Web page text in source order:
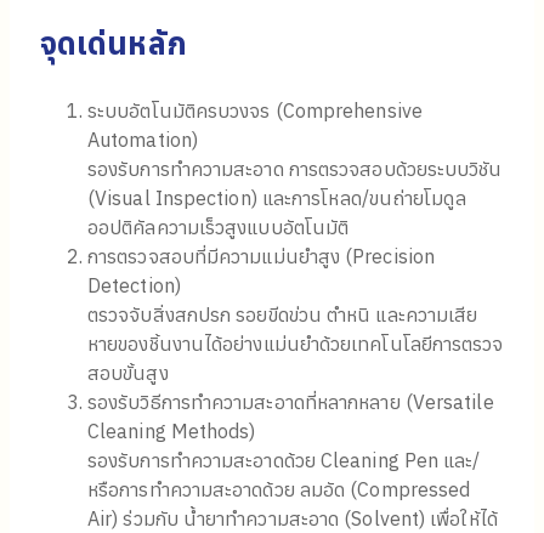
จุดเด่นหลัก
ระบบอัตโนมัติครบวงจร (Comprehensive
Automation)
รองรับการทำความสะอาด การตรวจสอบด้วยระบบวิชัน
(Visual Inspection) และการโหลด/ขนถ่ายโมดูล
ออปติคัลความเร็วสูงแบบอัตโนมัติ
การตรวจสอบที่มีความแม่นยำสูง (Precision
Detection)
ตรวจจับสิ่งสกปรก รอยขีดข่วน ตำหนิ และความเสีย
หายของชิ้นงานได้อย่างแม่นยำด้วยเทคโนโลยีการตรวจ
สอบขั้นสูง
รองรับวิธีการทำความสะอาดที่หลากหลาย (Versatile
Cleaning Methods)
รองรับการทำความสะอาดด้วย Cleaning Pen และ/
หรือการทำความสะอาดด้วย ลมอัด (Compressed
Air) ร่วมกับ น้ำยาทำความสะอาด (Solvent) เพื่อให้ได้